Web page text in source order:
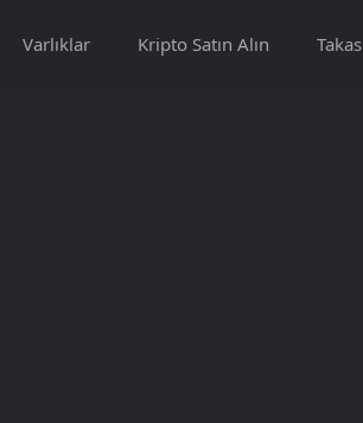
Varlıklar Kripto Satın Alın Takas